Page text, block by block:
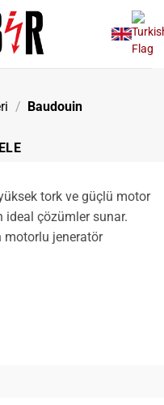
/ Baudouin
tork ve güçlü motor
ideal çözümler sunar.
motorlu jeneratör